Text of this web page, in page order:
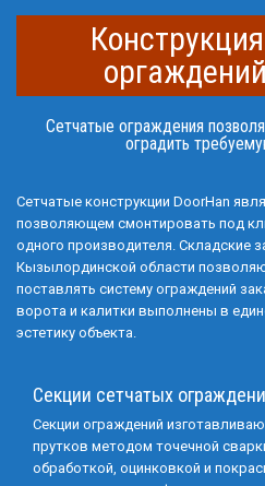
Сетчатые ограждения
оградить
Сетчатые конструкции DoorHan
позволяющем смонтировать под
одного производителя. Складские
Кызылординской области
поставлять систему ограждений
ворота и калитки выполнены в
эстетику объекта.
Секции сетчатых
Секции ограждений
прутков методом точечной
обработкой, оцинковкой и